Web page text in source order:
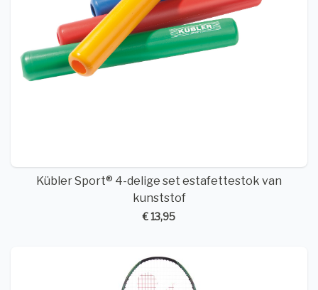
Kübler Sport® 4-delige set estafettestok van
kunststof
€ 13,95